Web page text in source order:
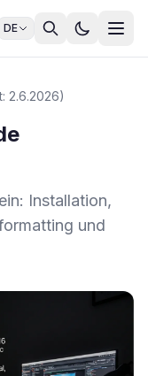
DE
2.6.2026)
Installation,
und